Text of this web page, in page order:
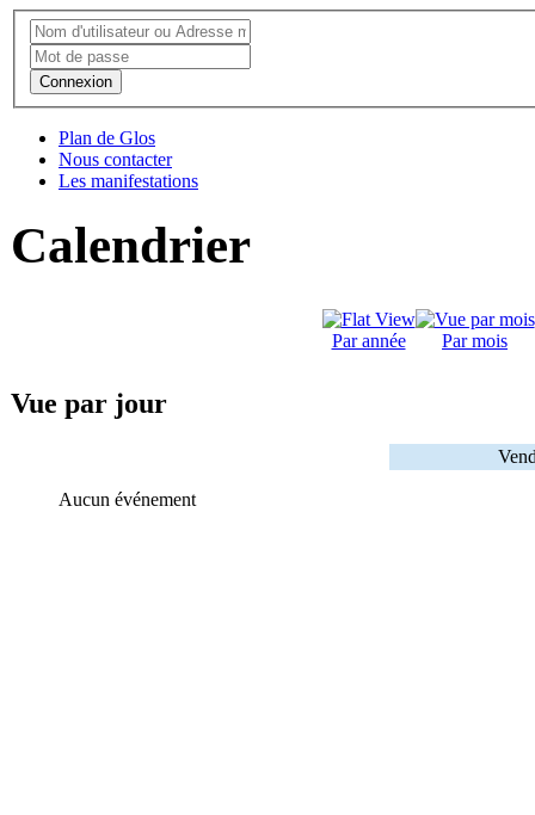
Connexion
Plan de Glos
Nous contacter
Les manifestations
Calendrier
Par année Par mois
Vue par jour
Aucun événement